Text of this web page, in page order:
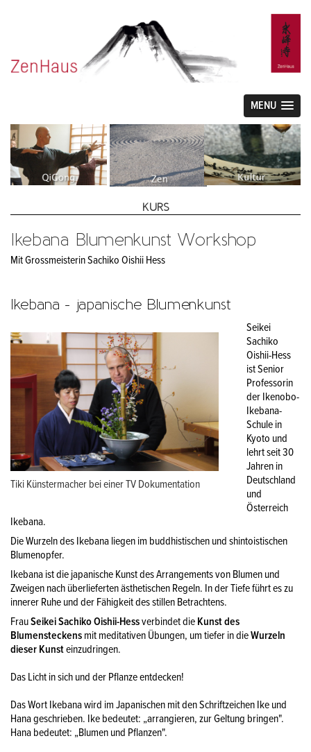
MENU
KURS
Ikebana Blumenkunst Workshop
Mit Grossmeisterin Sachiko Oishii Hess
Ikebana - japanische Blumenkunst
Tiki Künstermacher bei einer TV Dokumentation
Seikei
Sachiko
Oishii-Hess
ist Senior
Professorin
der Ikenobo-
Ikebana-
Schule in
Kyoto und
lehrt seit 30
Jahren in
Deutschland
und
Österreich
Ikebana.
Die Wurzeln des Ikebana liegen im buddhistischen und shintoistischen
Blumenopfer.
Ikebana ist die japanische Kunst des Arrangements von Blumen und
Zweigen nach überlieferten ästhetischen Regeln. In der Tiefe führt es zu
innerer Ruhe und der Fähigkeit des stillen Betrachtens.
FrauSeikei Sachiko Oishii-Hessverbindet dieKunst des
Blumensteckensmit meditativen Übungen, um tiefer in dieWurzeln
dieser Kunsteinzudringen.
Das Licht in sich und der Pflanze entdecken!
Das Wort Ikebana wird im Japanischen mit den Schriftzeichen Ike und
Hana geschrieben. Ike bedeutet: „arrangieren, zur Geltung bringen".
Hana bedeutet: „Blumen und Pflanzen".